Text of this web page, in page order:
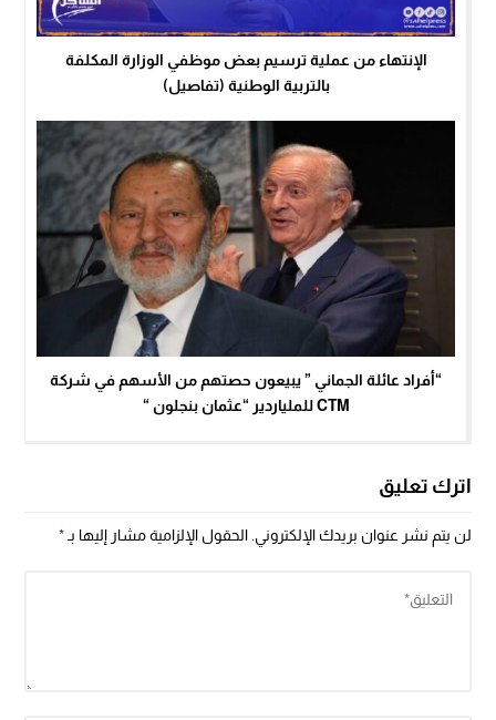
الإنتهاء من عملية ترسيم بعض موظفي الوزارة المكلفة
بالتربية الوطنية (تفاصيل)
“أفراد عائلة الجماني ” يبيعون حصتهم من الأسهم في شركة
CTM للملياردير “عثمان بنجلون “
اترك تعليق
لن يتم نشر عنوان بريدك الإلكتروني. الحقول الإلزامية مشار إليها بـ*